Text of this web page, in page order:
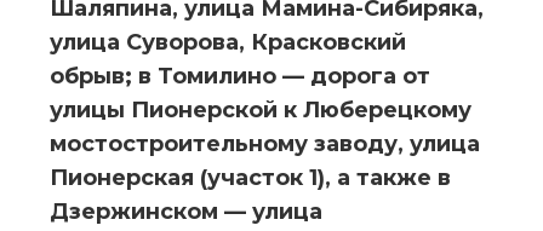
Шаляпина, улица Мамина-Сибиряка,
улица Суворова, Красковский
обрыв; в Томилино — дорога от
улицы Пионерской к Люберецкому
мостостроительному заводу, улица
Пионерская (участок 1), а также в
Дзержинском — улица